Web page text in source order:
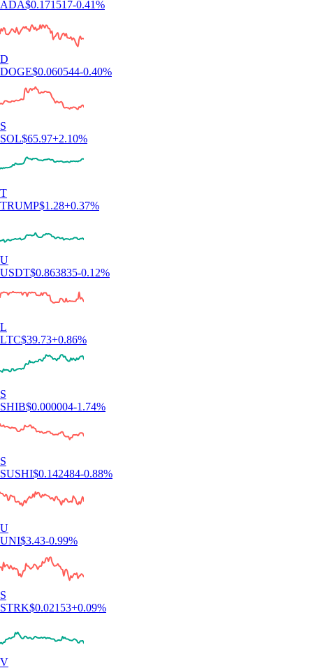
ADA$0.171517-0.41%
D
DOGE$0.060544-0.40%
S
SOL$65.97+2.10%
T
TRUMP$1.28+0.37%
U
USDT$0.863835-0.12%
L
LTC$39.73+0.86%
S
SHIB$0.000004-1.74%
S
SUSHI$0.142484-0.88%
U
UNI$3.43-0.99%
S
STRK$0.02153+0.09%
V